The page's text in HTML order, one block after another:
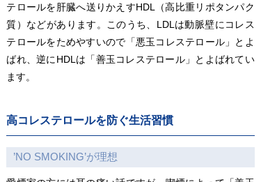
テロールを肝臓へ送りかえすHDL（高比重リポタンパク
質）などがあります。このうち、LDLは動脈壁にコレス
テロールをためやすいので「悪玉コレステロール」とよ
ばれ、逆にHDLは「善玉コレステロール」とよばれてい
ます。
高コレステロールを防ぐ生活習慣
’NO SMOKING’が理想